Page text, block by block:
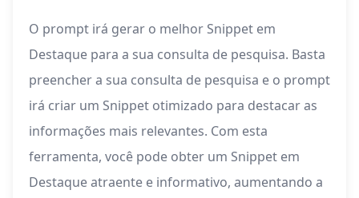
O prompt irá gerar o melhor Snippet em
Destaque para a sua consulta de pesquisa. Basta
preencher a sua consulta de pesquisa e o prompt
irá criar um Snippet otimizado para destacar as
informações mais relevantes. Com esta
ferramenta, você pode obter um Snippet em
Destaque atraente e informativo, aumentando a